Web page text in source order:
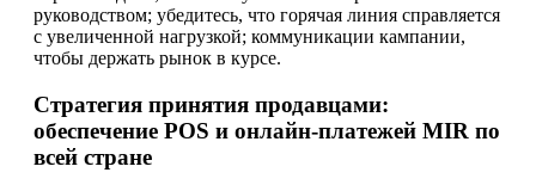
руководством; убедитесь, что горячая линия справляется
с увеличенной нагрузкой; коммуникации кампании,
чтобы держать рынок в курсе.
Стратегия принятия продавцами:
обеспечение POS и онлайн-платежей MIR по
всей стране